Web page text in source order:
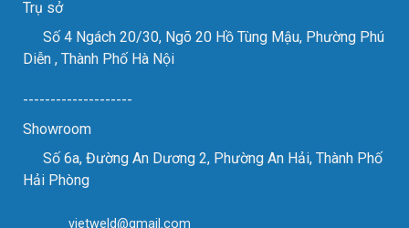
Trụ sở
Số 4 Ngách 20/30, Ngõ 20 Hồ Tùng Mậu, Phường Phú
Diễn , Thành Phố Hà Nội
--------------------
Showroom
Số 6a, Đường An Dương 2, Phường An Hải, Thành Phố
Hải Phòng
vietweld@gmail.com